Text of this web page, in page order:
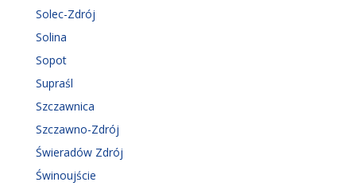
Solec-Zdrój
Solina
Sopot
Supraśl
Szczawnica
Szczawno-Zdrój
Świeradów Zdrój
Świnoujście